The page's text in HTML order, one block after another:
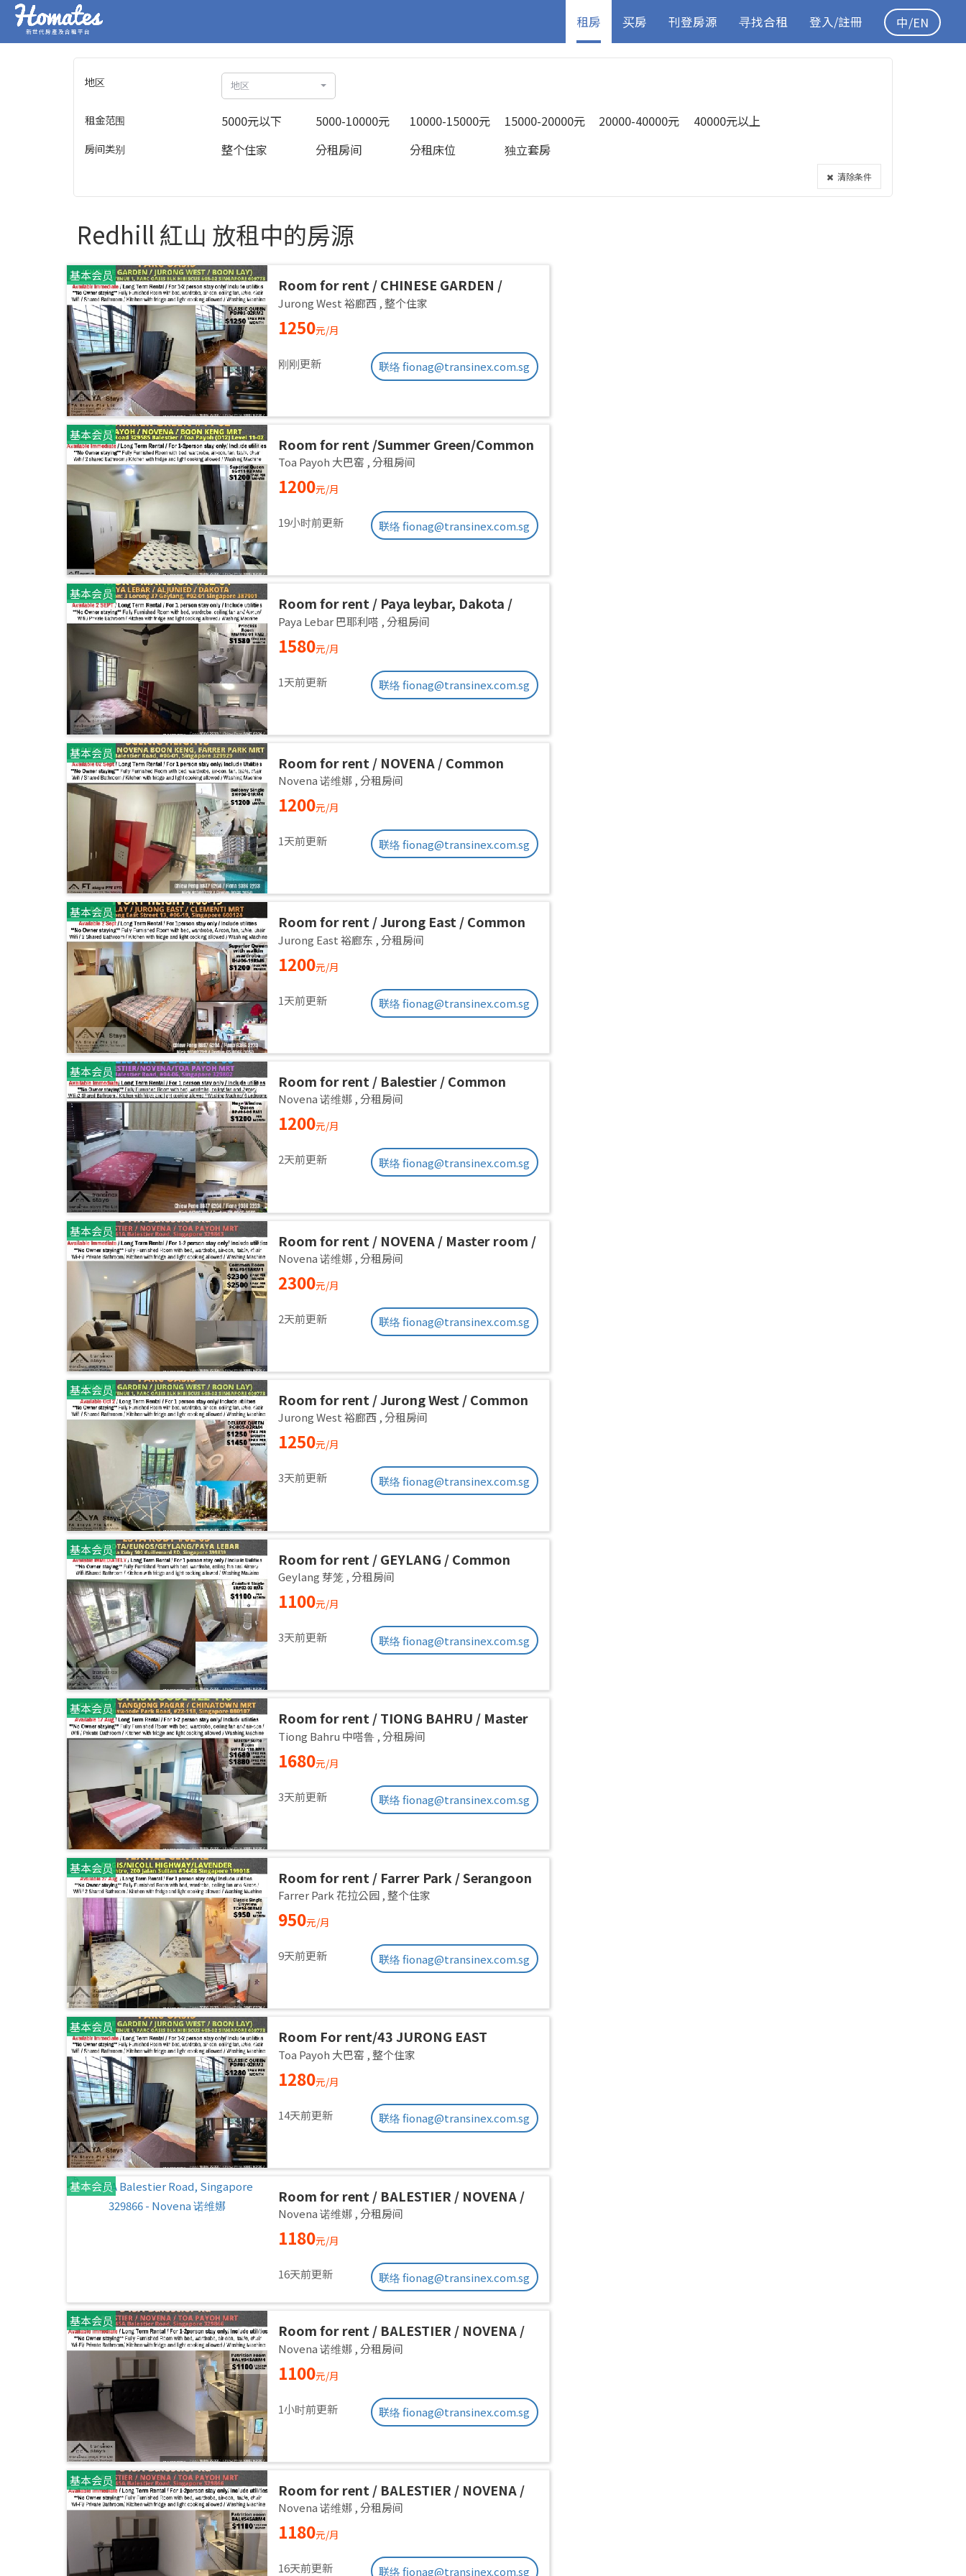
新世代房產及合租平台
租房 买房 刊登房源 寻找合租 登入/註冊 中/EN
地区 地区
租金范围 5000元以下 5000-10000元 10000-15000元 15000-20000元 20000-40000元 40000元以上
房间类别 整个住家 分租房间 分租床位 独立套房
清除条件
Redhill 紅山 放租中的房源
基本会员
Room for rent / CHINESE GARDEN /
JURONG WEST / Common room / 1-2 pax
stay / Available Immediately
Jurong West 裕廊西 ,整个住家
1250元/月
刚刚更新 联络 fionag@transinex.com.sg
基本会员
Room for rent /Summer Green/Common
room/1 pax/Available Immediately
Toa Payoh 大巴窑 ,分租房间
1200元/月
19小时前更新 联络 fionag@transinex.com.sg
基本会员
Room for rent / Paya leybar, Dakota /
Master room / 1pax stay / Available 2
Sept
Paya Lebar 巴耶利嗒 ,分租房间
1580元/月
1天前更新 联络 fionag@transinex.com.sg
基本会员
Room for rent / NOVENA / Common
room / 1pax stay / Available Sept 2
Novena 诺维娜 ,分租房间
1200元/月
1天前更新 联络 fionag@transinex.com.sg
基本会员
Room for rent / Jurong East / Common
room / 1pax stay / Available 2 Sept
Jurong East 裕廊东 ,分租房间
1200元/月
1天前更新 联络 fionag@transinex.com.sg
基本会员
Room for rent / Balestier / Common
room / 1pax stay / Available Immediately
Novena 诺维娜 ,分租房间
1200元/月
2天前更新 联络 fionag@transinex.com.sg
基本会员
Room for rent / NOVENA / Master room /
2,3 pax stay / Available Immediately
Novena 诺维娜 ,分租房间
2300元/月
2天前更新 联络 fionag@transinex.com.sg
基本会员
Room for rent / Jurong West / Common
room / 1pax stay / Available Oct 2
Jurong West 裕廊西 ,分租房间
1250元/月
3天前更新 联络 fionag@transinex.com.sg
基本会员
Room for rent / GEYLANG / Common
room / 1pax stay / Available Immediately
Geylang 芽笼 ,分租房间
1100元/月
3天前更新 联络 fionag@transinex.com.sg
基本会员
Room for rent / TIONG BAHRU / Master
room / 1pax stay / Available 17 August
Tiong Bahru 中嗒鲁 ,分租房间
1680元/月
3天前更新 联络 fionag@transinex.com.sg
基本会员
Room for rent / Farrer Park / Serangoon
/ Common room / 1pax stay / Available
27 Aug
Farrer Park 花拉公园 ,整个住家
950元/月
9天前更新 联络 fionag@transinex.com.sg
基本会员
Room For rent/43 JURONG EAST
AVENUE 1, PARC OASIS BLK HIBISCUS
60977 Road/commen /for 1pax/
Available Immediate
Toa Payoh 大巴窑 ,整个住家
1280元/月
14天前更新 联络 fionag@transinex.com.sg
基本会员
Room for rent / BALESTIER / NOVENA /
Common room / 1pax stay / Available
immediate
Novena 诺维娜 ,分租房间
1180元/月
16天前更新 联络 fionag@transinex.com.sg
基本会员
Room for rent / BALESTIER / NOVENA /
Common room / 1pax stay / Available
immediate
Novena 诺维娜 ,分租房间
1100元/月
1小时前更新 联络 fionag@transinex.com.sg
基本会员
Room for rent / BALESTIER / NOVENA /
Common room / 1pax stay / Available
immediate
Novena 诺维娜 ,分租房间
1180元/月
16天前更新 联络 fionag@transinex.com.sg